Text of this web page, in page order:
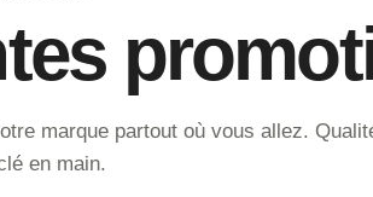
marque partout où vous allez.
en main.